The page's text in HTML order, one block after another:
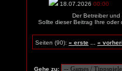
18.07.2026 00:00
Der Betreiber und
Sollte dieser Beitrag Ihre
Seiten (90): « erste «
Gehe zu: